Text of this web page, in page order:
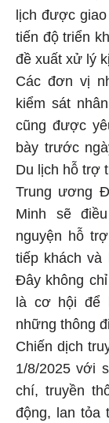
lịch được
tiến độ triển
đề xuất xử lý
Các đơn vị
kiểm sát
cũng được
bày trước
Du lịch hỗ trợ
Trung ương
Minh sẽ
nguyện hỗ
tiếp khách và
Đây không
là cơ hội để
những thông
Chiến dịch
1/8/2025 với
chí, truyền
động, lan tỏa